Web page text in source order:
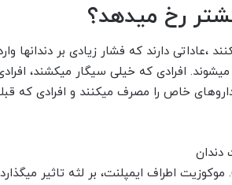
رخ میدهد؟
دارند که فشار زیادی بر دندانها
افرادی که خیلی سیگار میکشند،
خاص را مصرف میکنند و افرادی که
اطراف ایمپلنت، بر لثه تاثیر